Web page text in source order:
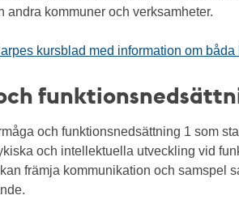
andra kommuner och verksamheter.
kursblad med information om båda
och funktionsnedsättning 1 som
och intellektuella utveckling vid
främja kommunikation och samspel